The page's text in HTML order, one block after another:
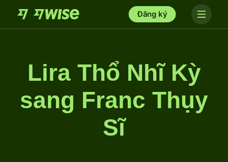
Đăng ký
Lira Thổ Nhĩ Kỳ
sang Franc Thụy
Sĩ